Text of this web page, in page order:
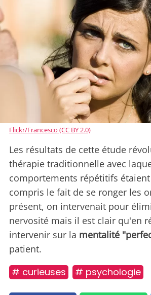
Flickr/Francesco (CC BY 2.0)
Les résultats de cette étude
thérapie traditionnelle avec
comportements répétitifs
compris le fait de se ronger les
présent, on intervenait pour
nervosité mais il est clair qu'en
intervenir sur la mentalité
patient.
# curieuses # psychologie